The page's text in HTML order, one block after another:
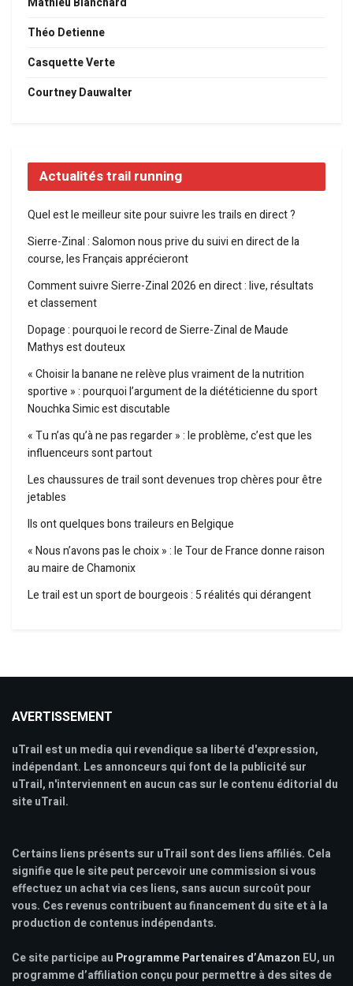
Théo Detienne
Casquette Verte
Courtney Dauwalter
Actualités trail running
Quel est le meilleur site pour suivre les trails en direct ?
Sierre-Zinal : Salomon nous prive du suivi en direct de la
course, les Français apprécieront
Comment suivre Sierre-Zinal 2026 en direct : live, résultats
et classement
Dopage : pourquoi le record de Sierre-Zinal de Maude
Mathys est douteux
« Choisir la banane ne relève plus vraiment de la nutrition
sportive » : pourquoi l’argument de la diététicienne du sport
Nouchka Simic est discutable
« Tu n’as qu’à ne pas regarder » : le problème, c’est que les
influenceurs sont partout
Les chaussures de trail sont devenues trop chères pour être
jetables
Ils ont quelques bons traileurs en Belgique
« Nous n’avons pas le choix » : le Tour de France donne raison
au maire de Chamonix
Le trail est un sport de bourgeois : 5 réalités qui dérangent
AVERTISSEMENT
uTrail est un media qui revendique sa liberté d'expression,
indépendant. Les annonceurs qui font de la publicité sur
uTrail, n'interviennent en aucun cas sur le contenu éditorial du
site uTrail.
Certains liens présents sur uTrail sont des liens affiliés. Cela
signifie que le site peut percevoir une commission si vous
effectuez un achat via ces liens, sans aucun surcoût pour
vous. Ces revenus contribuent au financement du site et à la
production de contenus indépendants.
Ce site participe au Programme Partenaires d’Amazon EU, un
programme d’affiliation conçu pour permettre à des sites de